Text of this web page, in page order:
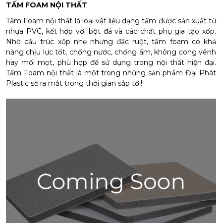
TẤM FOAM NỘI THẤT
Tấm Foam nội thất là loại vật liệu dạng tấm được sản xuất từ
nhựa PVC, kết hợp với bột đá và các chất phụ gia tạo xốp.
Nhờ cấu trúc xốp nhẹ nhưng đặc ruột, tấm foam có khả
năng chịu lực tốt, chống nước, chống ẩm, không cong vênh
hay mối mọt, phù hợp để sử dụng trong nội thất hiện đại.
Tấm Foam nội thất là một trong những sản phẩm Đại Phát
Plastic sẽ ra mắt trong thời gian sắp tới!